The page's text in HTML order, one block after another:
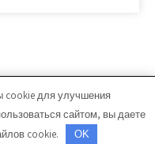
на WordPress
cookie для улучшения
сайтом, вы даете
cookie.
OK